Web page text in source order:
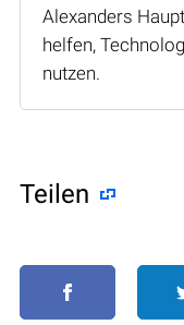
Alexanders
helfen,
nutzen.
Teilen